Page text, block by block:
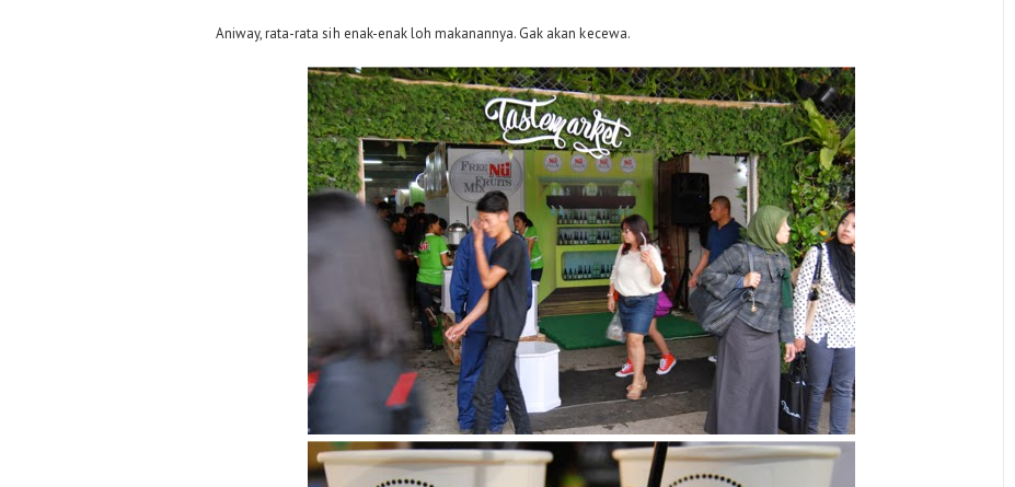
Aniway, rata-rata sih enak-enak loh makanannya. Gak akan kecewa.